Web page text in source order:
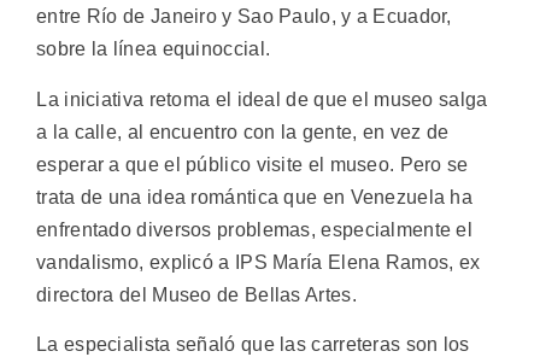
entre Río de Janeiro y Sao Paulo, y a Ecuador,
sobre la línea equinoccial.
La iniciativa retoma el ideal de que el museo salga
a la calle, al encuentro con la gente, en vez de
esperar a que el público visite el museo. Pero se
trata de una idea romántica que en Venezuela ha
enfrentado diversos problemas, especialmente el
vandalismo, explicó a IPS María Elena Ramos, ex
directora del Museo de Bellas Artes.
La especialista señaló que las carreteras son los